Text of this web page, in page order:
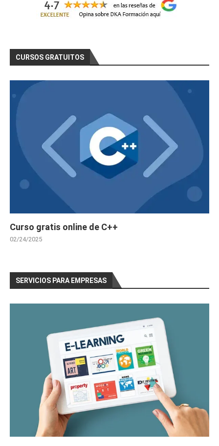
CURSOS GRATUITOS
Curso gratis online de C++
02/24/2025
SERVICIOS PARA EMPRESAS